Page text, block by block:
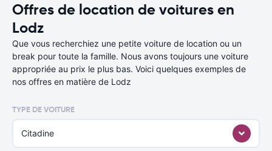
Offres de location de voitures en
Lodz
Que vous recherchiez une petite voiture de location ou un
break pour toute la famille. Nous avons toujours une voiture
appropriée au prix le plus bas. Voici quelques exemples de
nos offres en matière de Lodz
TYPE DE VOITURE
Citadine